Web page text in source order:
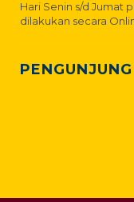
Hari Senin s/d Jumat
dilakukan secara
PENGUNJUNG